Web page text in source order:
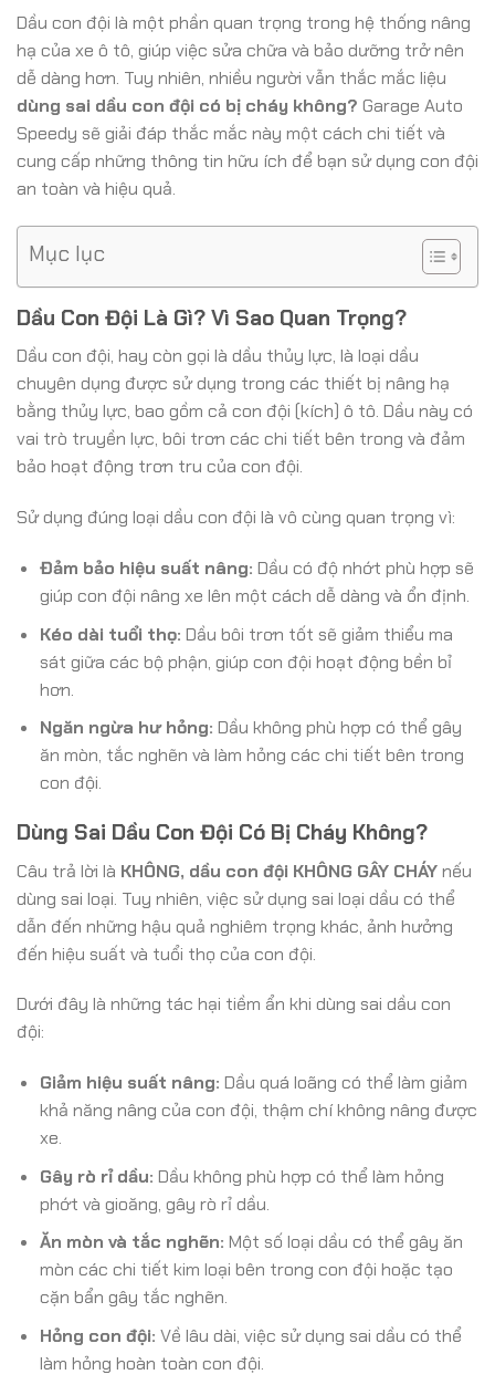
Dầu con đội là một phần quan trọng trong hệ thống nâng
hạ của xe ô tô, giúp việc sửa chữa và bảo dưỡng trở nên
dễ dàng hơn. Tuy nhiên, nhiều người vẫn thắc mắc liệu
dùng sai dầu con đội có bị cháy không? Garage Auto
Speedy sẽ giải đáp thắc mắc này một cách chi tiết và
cung cấp những thông tin hữu ích để bạn sử dụng con đội
an toàn và hiệu quả.
Mục lục
Dầu Con Đội Là Gì? Vì Sao Quan Trọng?
Dầu con đội, hay còn gọi là dầu thủy lực, là loại dầu
chuyên dụng được sử dụng trong các thiết bị nâng hạ
bằng thủy lực, bao gồm cả con đội (kích) ô tô. Dầu này có
vai trò truyền lực, bôi trơn các chi tiết bên trong và đảm
bảo hoạt động trơn tru của con đội.
Sử dụng đúng loại dầu con đội là vô cùng quan trọng vì:
Đảm bảo hiệu suất nâng: Dầu có độ nhớt phù hợp sẽ
giúp con đội nâng xe lên một cách dễ dàng và ổn định.
Kéo dài tuổi thọ: Dầu bôi trơn tốt sẽ giảm thiểu ma
sát giữa các bộ phận, giúp con đội hoạt động bền bỉ
hơn.
Ngăn ngừa hư hỏng: Dầu không phù hợp có thể gây
ăn mòn, tắc nghẽn và làm hỏng các chi tiết bên trong
con đội.
Dùng Sai Dầu Con Đội Có Bị Cháy Không?
Câu trả lời là KHÔNG, dầu con đội KHÔNG GÂY CHÁYnếu
dùng sai loại. Tuy nhiên, việc sử dụng sai loại dầu có thể
dẫn đến những hậu quả nghiêm trọng khác, ảnh hưởng
đến hiệu suất và tuổi thọ của con đội.
Dưới đây là những tác hại tiềm ẩn khi dùng sai dầu con
đội:
Giảm hiệu suất nâng: Dầu quá loãng có thể làm giảm
khả năng nâng của con đội, thậm chí không nâng được
xe.
Gây rò rỉ dầu: Dầu không phù hợp có thể làm hỏng
phớt và gioăng, gây rò rỉ dầu.
Ăn mòn và tắc nghẽn: Một số loại dầu có thể gây ăn
mòn các chi tiết kim loại bên trong con đội hoặc tạo
cặn bẩn gây tắc nghẽn.
Hỏng con đội: Về lâu dài, việc sử dụng sai dầu có thể
làm hỏng hoàn toàn con đội.